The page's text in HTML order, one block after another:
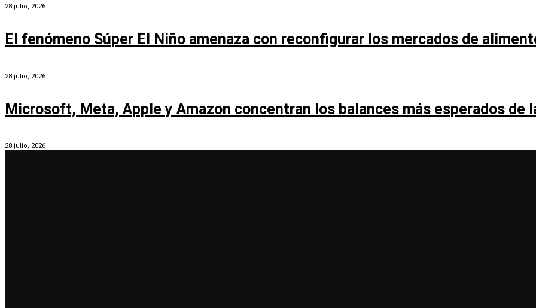
28 julio, 2026
El fenómeno Súper El Niño amenaza con reconfigurar los mercados de
28 julio, 2026
Microsoft, Meta, Apple y Amazon concentran los balances más esperados de
28 julio, 2026